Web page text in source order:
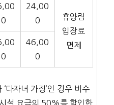
0
24,00
0
휴양림
입장료
면제
0
46,00
0
다자녀 가정’인 경우 비수
설 요금의 50%를 할인한